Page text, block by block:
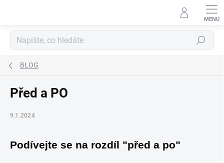
Hledat
BLOG
Před a PO
9.1.2024
Podívejte se na rozdíl "před a po"